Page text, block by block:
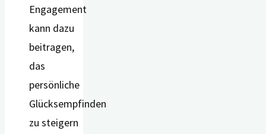
Engagement
kann dazu
beitragen,
das
persönliche
Glücksempfinden
zu steigern